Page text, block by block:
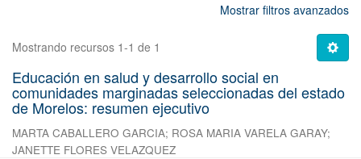
Mostrar filtros avanzados
Mostrando recursos 1-1 de 1
Educación en salud y desarrollo social en
comunidades marginadas seleccionadas del estado
de Morelos: resumen ejecutivo
MARTA CABALLERO GARCIA; ROSA MARIA VARELA GARAY;
JANETTE FLORES VELAZQUEZ